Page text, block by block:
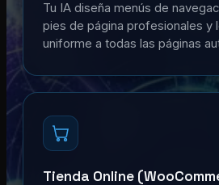
Tu IA diseña menús de
pies de página profesionales y
uniforme a todas las páginas
Tienda Online